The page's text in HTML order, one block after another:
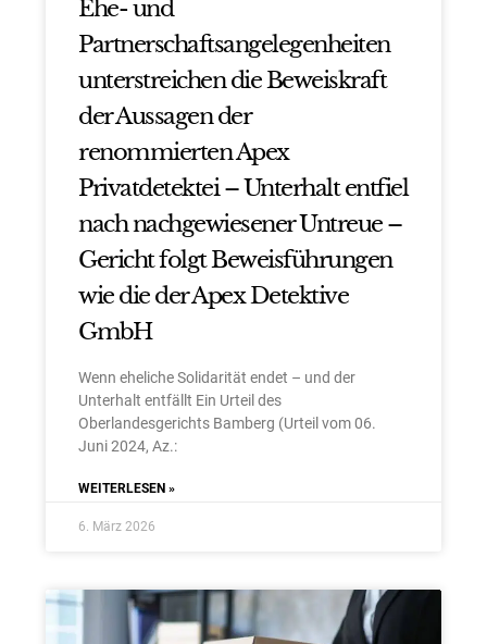
Ehe- und
Partnerschaftsangelegenheiten
unterstreichen die Beweiskraft
der Aussagen der
renommierten Apex
Privatdetektei – Unterhalt entfiel
nach nachgewiesener Untreue –
Gericht folgt Beweisführungen
wie die der Apex Detektive
GmbH
Wenn eheliche Solidarität endet – und der
Unterhalt entfällt Ein Urteil des
Oberlandesgerichts Bamberg (Urteil vom 06.
Juni 2024, Az.:
WEITERLESEN »
6. März 2026